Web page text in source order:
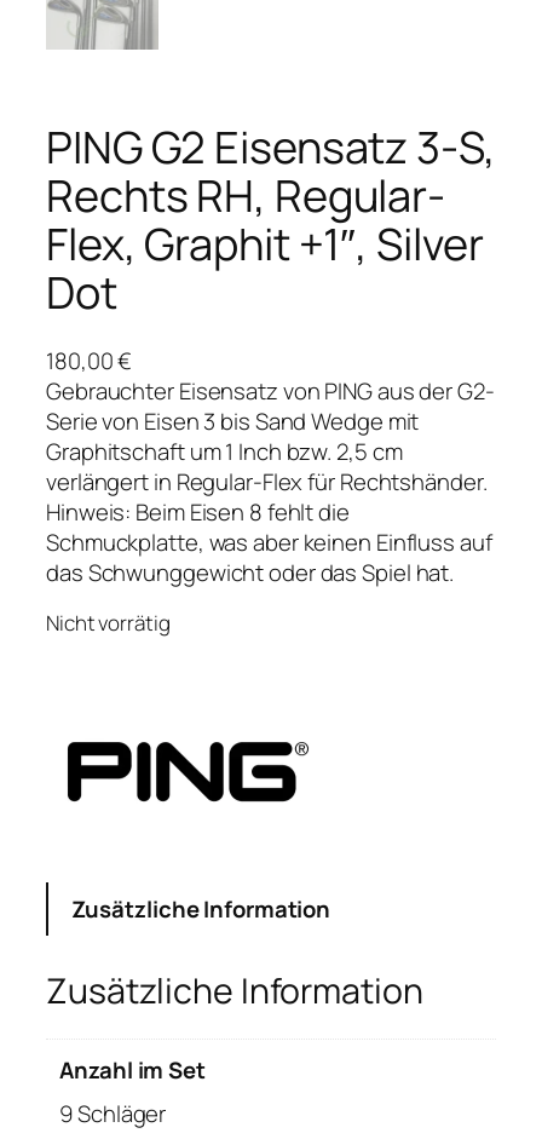
PING G2 Eisensatz 3-S,
Rechts RH, Regular-
Flex, Graphit +1″, Silver
Dot
180,00€
Gebrauchter Eisensatz von PING aus der G2-
Serie von Eisen 3 bis Sand Wedge mit
Graphitschaft um 1 Inch bzw. 2,5 cm
verlängert in Regular-Flex für Rechtshänder.
Hinweis: Beim Eisen 8 fehlt die
Schmuckplatte, was aber keinen Einfluss auf
das Schwunggewicht oder das Spiel hat.
Nicht vorrätig
Zusätzliche Information
Zusätzliche Information
Anzahl im Set
9 Schläger